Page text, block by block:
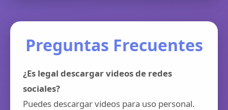
Preguntas Frecuentes
¿Es legal descargar videos de redes
sociales?
Puedes descargar videos para uso personal.